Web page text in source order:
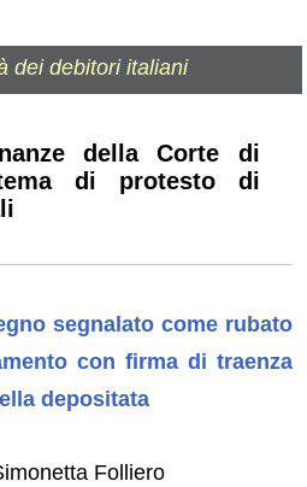
dei debitori italiani
della Corte di
di protesto di
segnalato come rubato
con firma di traenza
depositata
Folliero